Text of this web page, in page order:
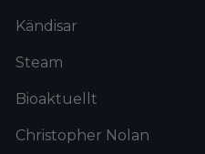
Kändisar
Steam
Bioaktuellt
Christopher Nolan